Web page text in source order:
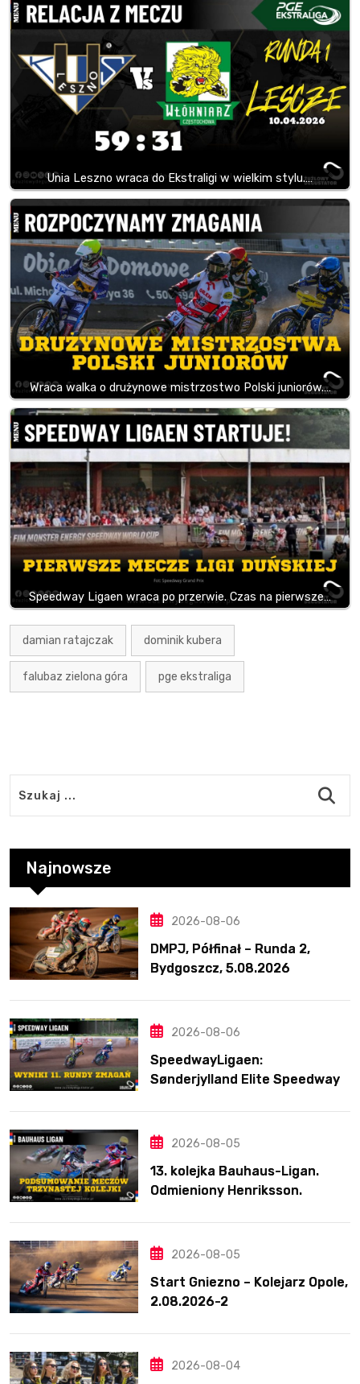
Unia Leszno wraca do Ekstraligi w wielkim stylu.…
Wraca walka o drużynowe mistrzostwo Polski juniorów.…
Speedway Ligaen wraca po przerwie. Czas na pierwsze…
damian ratajczak dominik kubera
falubaz zielona góra pge ekstraliga
Najnowsze
2026-08-06
DMPJ, Półfinał – Runda 2,
Bydgoszcz, 5.08.2026
2026-08-06
SpeedwayLigaen:
Sønderjylland Elite Speedway
2026-08-05
13. kolejka Bauhaus-Ligan.
Odmieniony Henriksson.
2026-08-05
Start Gniezno – Kolejarz Opole,
2.08.2026-2
2026-08-04